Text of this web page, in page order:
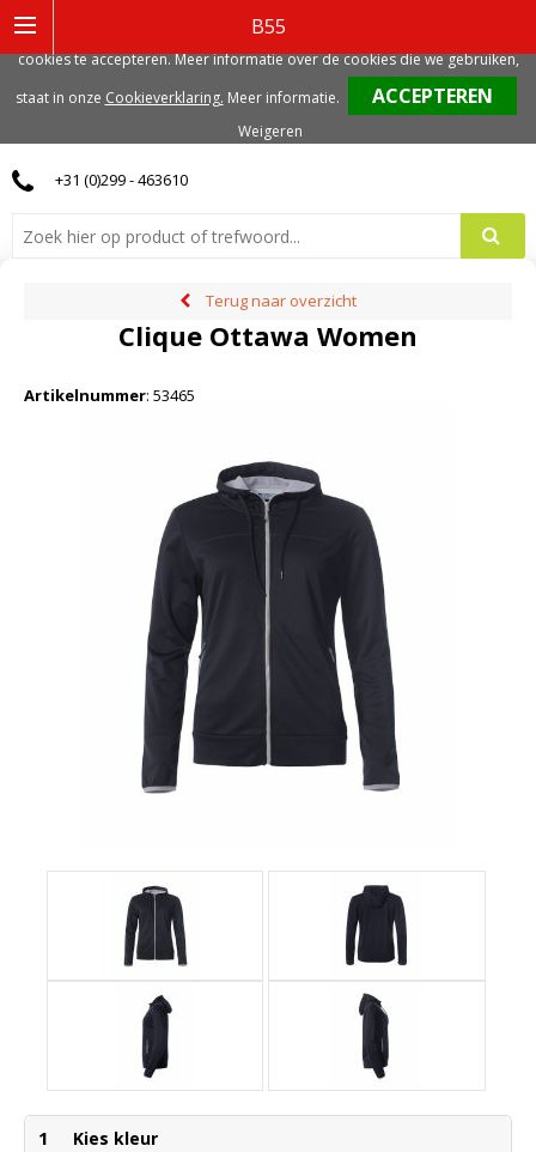
B55
0
+31 (0)299 - 463610
Terug naar overzicht
Clique Ottawa Women
Artikelnummer: 53465
1 Kies kleur
gerelateerde cookies. Voor de beste gebruikerservaring, adviseren we deze
cookies te accepteren. Meer informatie over de cookies die we gebruiken,
staat in onze Cookieverklaring. Meer informatie.
Weigeren